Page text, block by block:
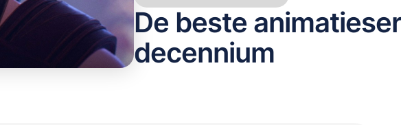
De beste
decennium